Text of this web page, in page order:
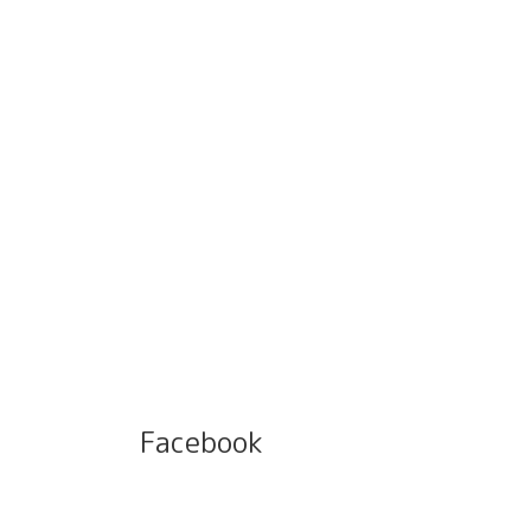
Facebook